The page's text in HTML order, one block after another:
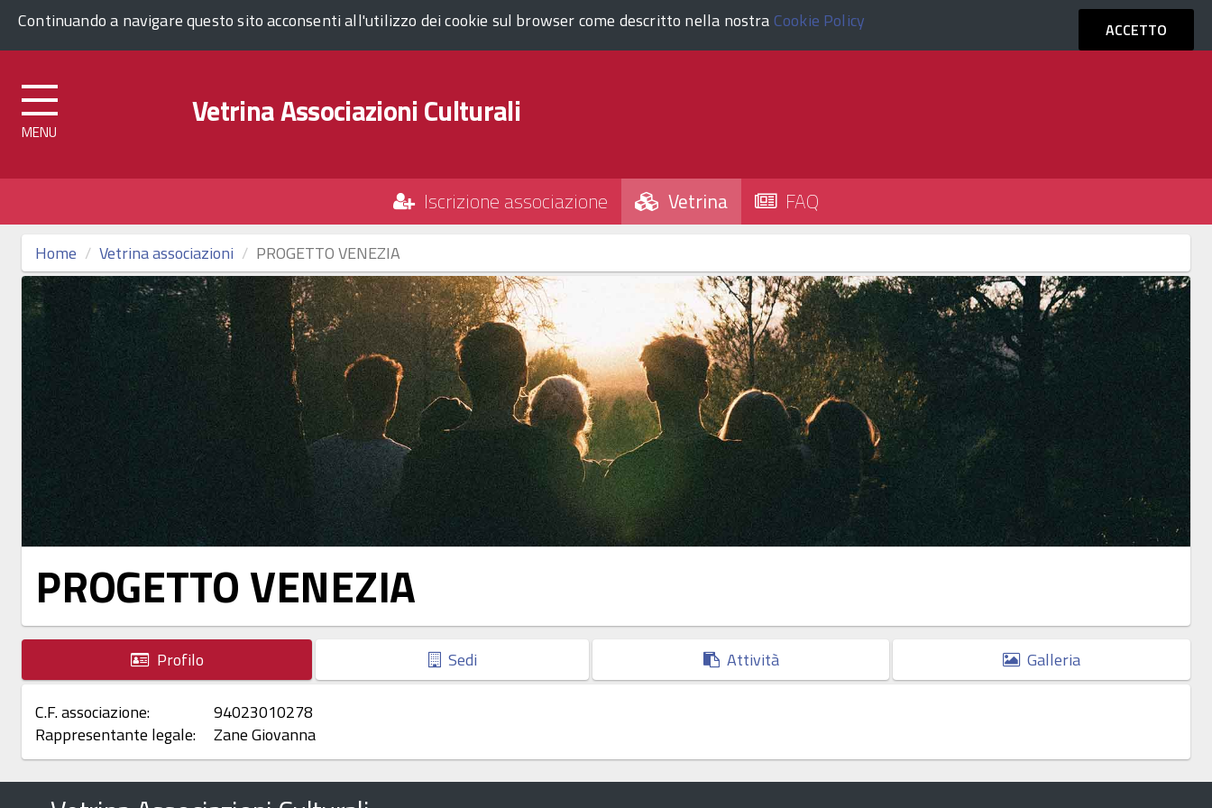
Continuando a navigare questo sito acconsenti all'utilizzo dei cookie sul browser come descritto nella nostraCookie Policy ACCETTO
Comune di Venezia ACCEDI
Vetrina Associazioni Culturali
menu
Iscrizione associazione Vetrina FAQ
Home Vetrina associazioni PROGETTO VENEZIA
PROGETTO VENEZIA
Profilo Sedi Attività Galleria
C.F. associazione:
94023010278
Rappresentante legale:
Zane Giovanna